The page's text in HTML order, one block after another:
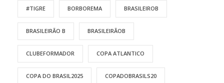
#TIGRE BORBOREMA BRASILEIROB
BRASILEIRÃO B BRASILEIRÃOB
CLUBEFORMADOR COPA ATLANTICO
COPA DO BRASIL2025 COPADOBRASILS20